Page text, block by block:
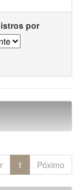
por
1 Póximo